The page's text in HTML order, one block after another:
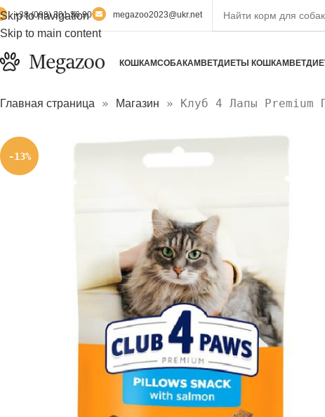
Skip to navigation
Skip to main content
+38 (098) 301 36 90 megazoo2023@ukr.net
КОШКАМСОБАКАМ ВЕТДИЕТЫ КОШКАМ
Главная страница » Магазин » Клуб 4 Лапы Premium
-13%